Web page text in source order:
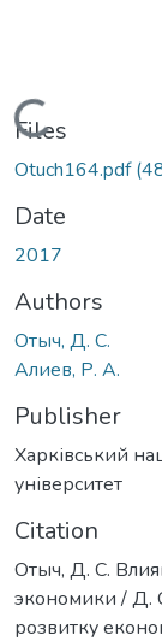
Loading...
Files
Otuch164.pdf
Date
2017
Authors
Отыч, Д. С.
Алиев, Р. А.
Publisher
Харківський
університет
Citation
Отыч, Д. С.
экономики / Д.
розвитку